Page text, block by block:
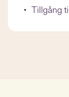
Tillgång